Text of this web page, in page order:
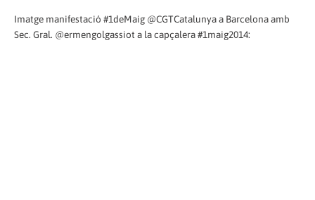
Imatge manifestació #1deMaig @CGTCatalunya a Barcelona amb
Sec. Gral. @ermengolgassiot a la capçalera #1maig2014: